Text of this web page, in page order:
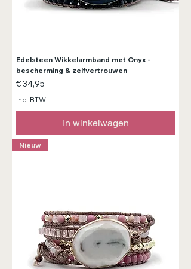
Edelsteen Wikkelarmband met Onyx -
bescherming & zelfvertrouwen
Prijs
€ 34,95
incl.BTW
In winkelwagen
Nieuw